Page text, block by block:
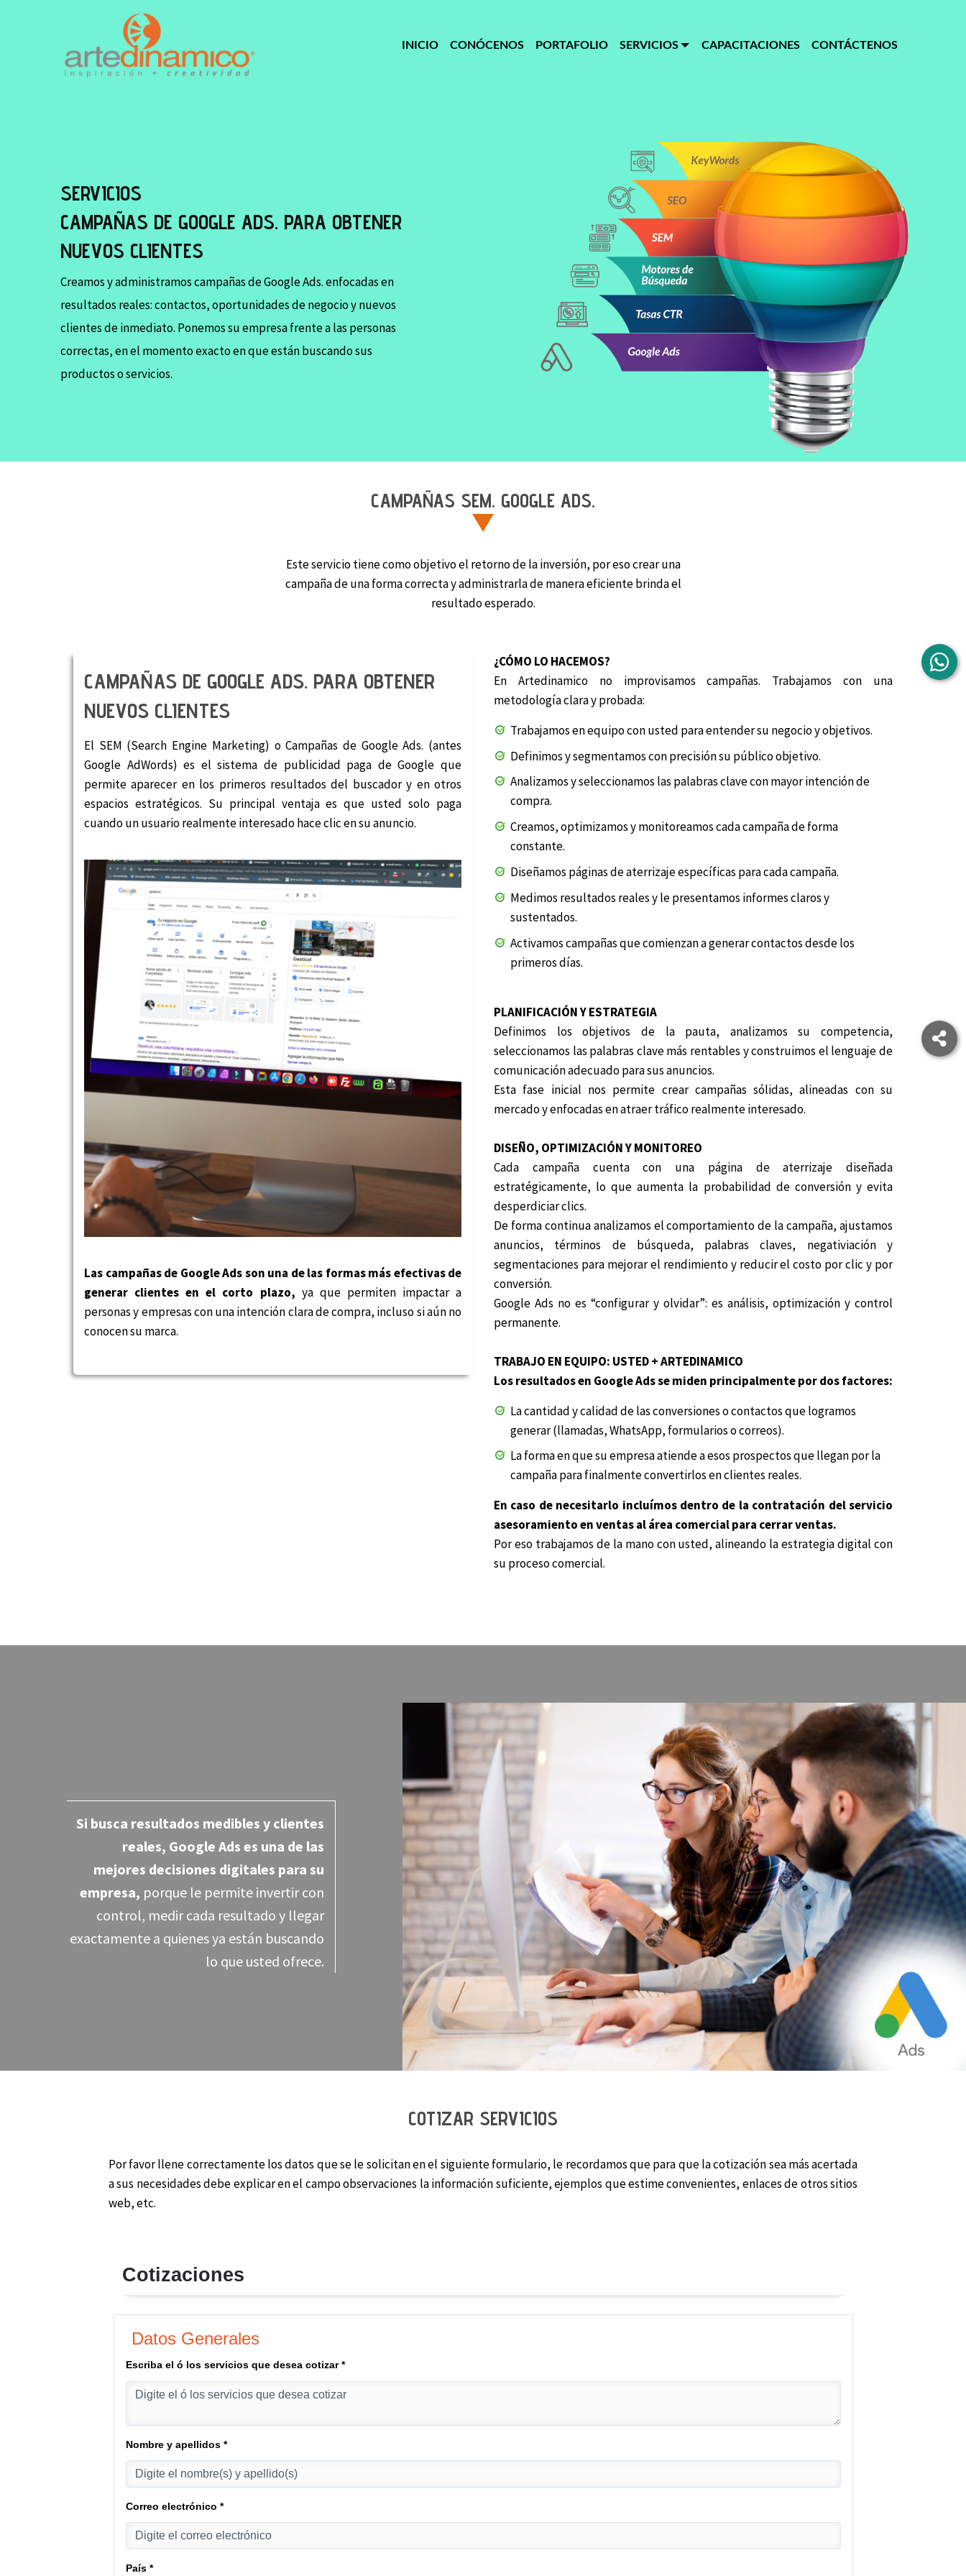
INICIO CONÓCENOS PORTAFOLIO SERVICIOS CAPACITACIONES CONTÁCTENOS
SERVICIOS
CAMPAÑAS DE GOOGLE ADS. PARA OBTENER
NUEVOS CLIENTES
Creamos y administramos campañas de Google Ads. enfocadas en
resultados reales: contactos, oportunidades de negocio y nuevos
clientes de inmediato. Ponemos su empresa frente a las personas
correctas, en el momento exacto en que están buscando sus
productos o servicios.
CAMPAÑAS SEM. GOOGLE ADS.
Este servicio tiene como objetivo el retorno de la inversión, por eso crear una
campaña de una forma correcta y administrarla de manera eficiente brinda el
resultado esperado.
CAMPAÑAS DE GOOGLE ADS. PARA OBTENER
NUEVOS CLIENTES
El SEM (Search Engine Marketing) o Campañas de Google Ads. (antes
Google AdWords) es el sistema de publicidad paga de Google que
permite aparecer en los primeros resultados del buscador y en otros
espacios estratégicos. Su principal ventaja es que usted solo paga
cuando un usuario realmente interesado hace clic en su anuncio.
Las campañas de Google Ads son una de las formas más efectivas de
generar clientes en el corto plazo, ya que permiten impactar a
personas y empresas con una intención clara de compra, incluso si aún no
conocen su marca.
¿CÓMO LO HACEMOS?
En Artedinamico no improvisamos campañas. Trabajamos con una
metodología clara y probada:
Trabajamos en equipo con usted para entender su negocio y objetivos.
Definimos y segmentamos con precisión su público objetivo.
Analizamos y seleccionamos las palabras clave con mayor intención de
compra.
Creamos, optimizamos y monitoreamos cada campaña de forma
constante.
Diseñamos páginas de aterrizaje específicas para cada campaña.
Medimos resultados reales y le presentamos informes claros y
sustentados.
Activamos campañas que comienzan a generar contactos desde los
primeros días.
PLANIFICACIÓN Y ESTRATEGIA
Definimos los objetivos de la pauta, analizamos su competencia,
seleccionamos las palabras clave más rentables y construimos el lenguaje de
comunicación adecuado para sus anuncios.
Esta fase inicial nos permite crear campañas sólidas, alineadas con su
mercado y enfocadas en atraer tráfico realmente interesado.
DISEÑO, OPTIMIZACIÓN Y MONITOREO
Cada campaña cuenta con una página de aterrizaje diseñada
estratégicamente, lo que aumenta la probabilidad de conversión y evita
desperdiciar clics.
De forma continua analizamos el comportamiento de la campaña, ajustamos
anuncios, términos de búsqueda, palabras claves, negativiación y
segmentaciones para mejorar el rendimiento y reducir el costo por clic y por
conversión.
Google Ads no es “configurar y olvidar”: es análisis, optimización y control
permanente.
TRABAJO EN EQUIPO: USTED + ARTEDINAMICO
Los resultados en Google Ads se miden principalmente por dos factores:
La cantidad y calidad de las conversiones o contactos que logramos
generar (llamadas, WhatsApp, formularios o correos).
La forma en que su empresa atiende a esos prospectos que llegan por la
campaña para finalmente convertirlos en clientes reales.
En caso de necesitarlo incluímos dentro de la contratación del servicio
asesoramiento en ventas al área comercial para cerrar ventas.
Por eso trabajamos de la mano con usted, alineando la estrategia digital con
su proceso comercial.
Si busca resultados medibles y clientes
reales, Google Ads es una de las
mejores decisiones digitales para su
empresa, porque le permite invertir con
control, medir cada resultado y llegar
exactamente a quienes ya están buscando
lo que usted ofrece.
COTIZAR SERVICIOS
Por favor llene correctamente los datos que se le solicitan en el siguiente formulario, le recordamos que para que la cotización sea más acertada
a sus necesidades debe explicar en el campo observaciones la información suficiente, ejemplos que estime convenientes, enlaces de otros sitios
web, etc.